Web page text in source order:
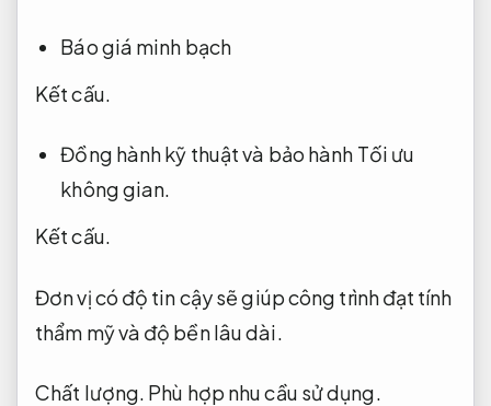
Báo giá minh bạch
Kết cấu.
Đồng hành kỹ thuật và bảo hành Tối ưu
không gian.
Kết cấu.
Đơn vị có độ tin cậy sẽ giúp công trình đạt tính
thẩm mỹ và độ bền lâu dài.
Chất lượng. Phù hợp nhu cầu sử dụng.